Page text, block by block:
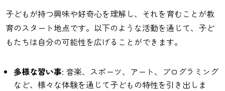
子どもが持つ興味や好奇心を理解し、それを育むことが教
育のスタート地点です。以下のような活動を通じて、子ど
もたちは自分の可能性を広げることができます。
多様な習い事: 音楽、スポーツ、アート、プログラミング
など、様々な体験を通じて子どもの特性を引き出しま